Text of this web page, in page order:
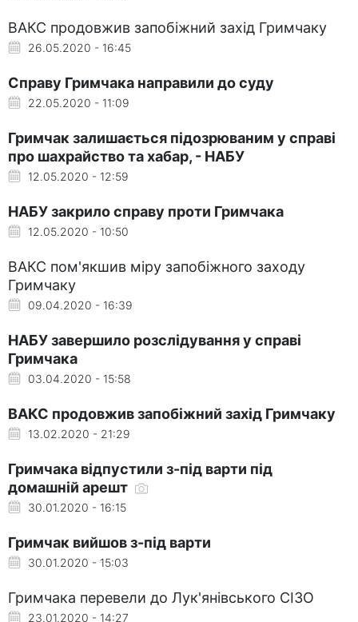
ВАКС продовжив запобіжний захід Гримчаку
26.05.2020 - 16:45
Справу Гримчака направили до суду
22.05.2020 - 11:09
Гримчак залишається підозрюваним у справі
про шахрайство та хабар, - НАБУ
12.05.2020 - 12:59
НАБУ закрило справу проти Гримчака
12.05.2020 - 10:50
ВАКС пом'якшив міру запобіжного заходу
Гримчаку
09.04.2020 - 16:39
НАБУ завершило розслідування у справі
Гримчака
03.04.2020 - 15:58
ВАКС продовжив запобіжний захід Гримчаку
13.02.2020 - 21:29
Гримчака відпустили з-під варти під
домашній арешт
30.01.2020 - 16:15
Гримчак вийшов з-під варти
30.01.2020 - 15:03
Гримчака перевели до Лук'янівського СІЗО
23.01.2020 - 14:27